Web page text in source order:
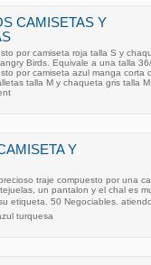
CAMISETAS Y
por camiseta roja talla S y
Birds. Equivale a una talla 36/
por camiseta azul manga corta
talla M y chaqueta gris talla
Y
traje compuesto por una
un pantalon y el chal es
etiqueta. 50 Negociables. atiendo
turquesa